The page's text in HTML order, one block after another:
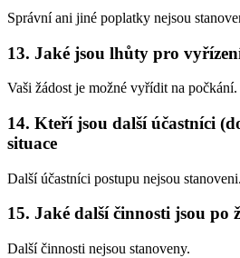
Správní ani jiné poplatky nejsou
13. Jaké jsou lhůty pro
Vaši žádost je možné vyřídit na počkání.
14. Kteří jsou další účastníci
situace
Další účastníci postupu nejsou stanoveni.
15. Jaké další činnosti jsou po
Další činnosti nejsou stanoveny.